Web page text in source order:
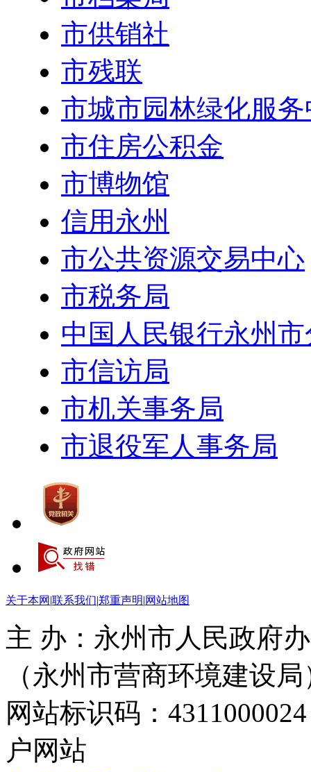
市供销社
市残联
市城市园林绿化服
市住房公积金
市博物馆
信用永州
市公共资源交易中心
市税务局
中国人民银行永州
市信访局
市机关事务局
市退役军人事务局
关于本网 |联系我们|郑重声明|网站地图
主 办：永州市人民政府
（永州市营商环境建设局
网站标识码：
户网站